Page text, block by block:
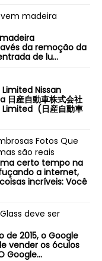
madeira
da remoção da
de lu...
Nissan
産自動車株式会社
(日産自動車
Fotos Que
são reais
certo tempo na
a internet,
incríveis: Você
deve ser
de 2015, o Google
vender os óculos
Google...